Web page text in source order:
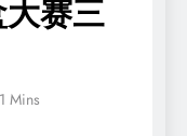
赛三
1 Mins